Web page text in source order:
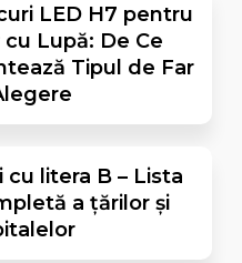
LED H7 pentru
cu Lupă: De Ce
Tipul de Far
cu litera B – Lista
a țărilor și